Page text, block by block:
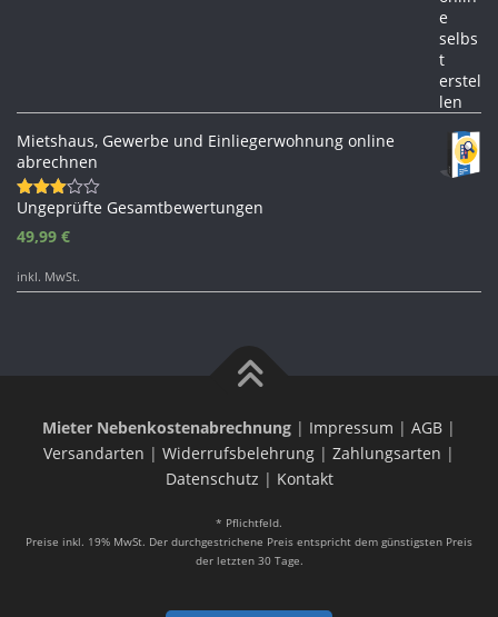
Mietshaus, Gewerbe und Einliegerwohnung online
abrechnen
Bewertet
3.33
Ungeprüfte Gesamtbewertungen
49,99 €
inkl. MwSt.
Mieter Nebenkostenabrechnung | Impressum | AGB |
Versandarten | Widerrufsbelehrung | Zahlungsarten |
Datenschutz | Kontakt
* Pflichtfeld.
Preise inkl. 19% MwSt. Der durchgestrichene Preis entspricht dem günstigsten Preis
der letzten 30 Tage.